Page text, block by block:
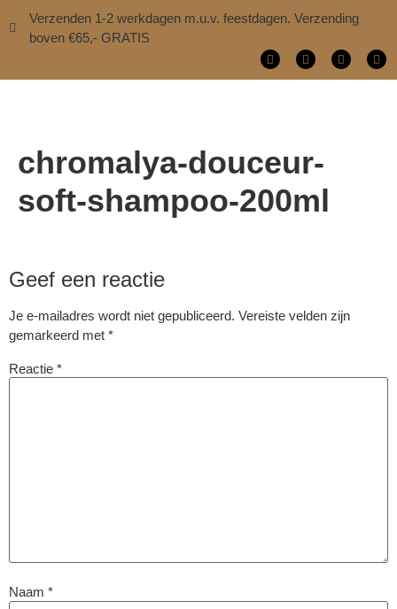
Verzenden 1-2 werkdagen m.u.v. feestdagen. Verzending
boven €65,- GRATIS
chromalya-douceur-
soft-shampoo-200ml
Geef een reactie
Je e-mailadres wordt niet gepubliceerd. Vereiste velden zijn
gemarkeerd met *
Reactie *
Naam *